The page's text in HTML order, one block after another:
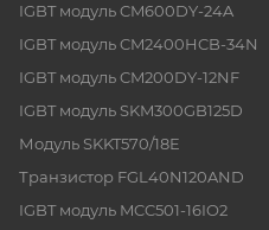
IGBT модуль CM600DY-24A
IGBT модуль CM2400HCB-34N
IGBT модуль CM200DY-12NF
IGBT модуль SKM300GB125D
Модуль SKKT570/18E
Транзистор FGL40N120AND
IGBT модуль MCC501-16IO2